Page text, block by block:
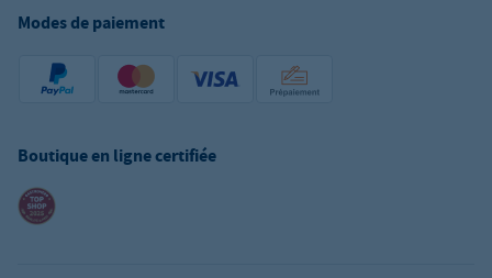
Modes de paiement
Boutique en ligne certifiée